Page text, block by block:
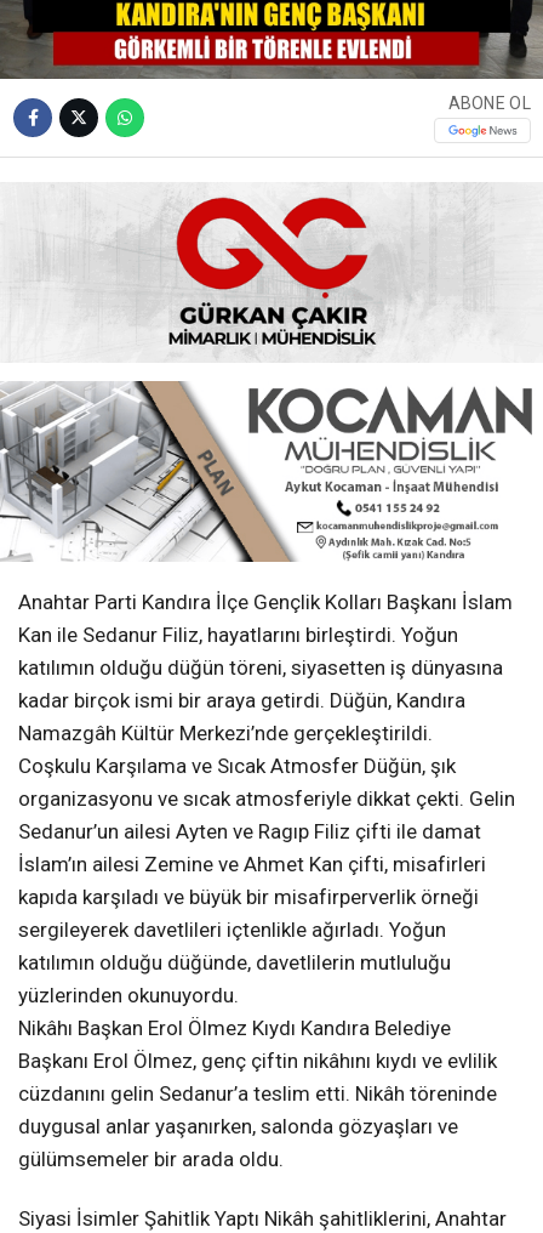
ABONE OL
Anahtar Parti Kandıra İlçe Gençlik Kolları Başkanı İslam
Kan ile Sedanur Filiz, hayatlarını birleştirdi. Yoğun
katılımın olduğu düğün töreni, siyasetten iş dünyasına
kadar birçok ismi bir araya getirdi. Düğün, Kandıra
Namazgâh Kültür Merkezi’nde gerçekleştirildi.
Coşkulu Karşılama ve Sıcak Atmosfer Düğün, şık
organizasyonu ve sıcak atmosferiyle dikkat çekti. Gelin
Sedanur’un ailesi Ayten ve Ragıp Filiz çifti ile damat
İslam’ın ailesi Zemine ve Ahmet Kan çifti, misafirleri
kapıda karşıladı ve büyük bir misafirperverlik örneği
sergileyerek davetlileri içtenlikle ağırladı. Yoğun
katılımın olduğu düğünde, davetlilerin mutluluğu
yüzlerinden okunuyordu.
Nikâhı Başkan Erol Ölmez Kıydı Kandıra Belediye
Başkanı Erol Ölmez, genç çiftin nikâhını kıydı ve evlilik
cüzdanını gelin Sedanur’a teslim etti. Nikâh töreninde
duygusal anlar yaşanırken, salonda gözyaşları ve
gülümsemeler bir arada oldu.
Siyasi İsimler Şahitlik Yaptı Nikâh şahitliklerini, Anahtar